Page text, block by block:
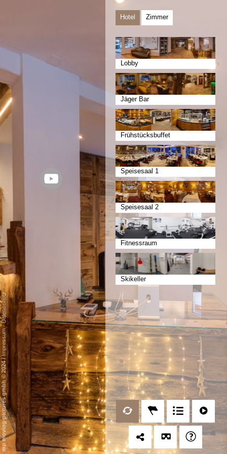
Hotel Zimmer
Lobby
Jäger Bar
Frühstücksbuffet
Speisesaal 1
Speisesaal 2
Fitnessraum
Skikeller
mp moving-pictures gmbh © 2024
/
Impressum
-
Datenschutz